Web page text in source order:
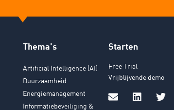
Thema's
Artificial Intelligence (AI)
Duurzaamheid
Energiemanagement
Informatiebeveiliging &
Starten
Free Trial
Vrijblijvende demo